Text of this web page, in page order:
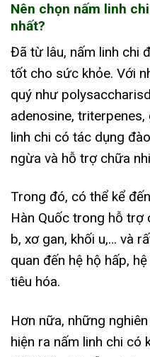
Nên chọn nấm linh
nhất?
Đã từ lâu, nấm linh chi
tốt cho sức khỏe. Với
quý như
adenosine,
linh chi có tác dụng
ngừa và hỗ trợ chữa
Trong đó, có thể kể
Hàn Quốc trong hỗ trợ
b, xơ gan, khối u,… và
quan đến hệ hộ hấp,
tiêu hóa.
Hơn nữa, những
hiện ra nấm linh chi có